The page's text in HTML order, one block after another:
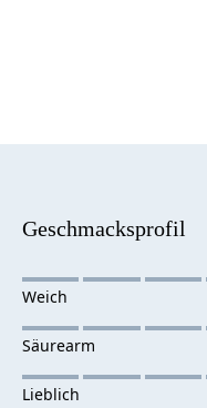
Geschmacksprofil